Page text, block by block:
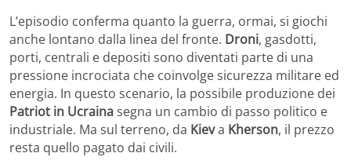
L’episodio conferma quanto la guerra, ormai, si giochi
anche lontano dalla linea del fronte. Droni, gasdotti,
porti, centrali e depositi sono diventati parte di una
pressione incrociata che coinvolge sicurezza militare ed
energia. In questo scenario, la possibile produzione dei
Patriot in Ucrainasegna un cambio di passo politico e
industriale. Ma sul terreno, da Kieva Kherson, il prezzo
resta quello pagato dai civili.